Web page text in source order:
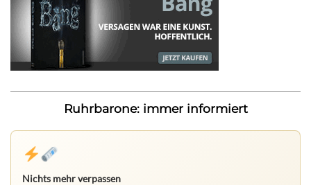
Ruhrbarone: immer informiert
Nichts mehr verpassen